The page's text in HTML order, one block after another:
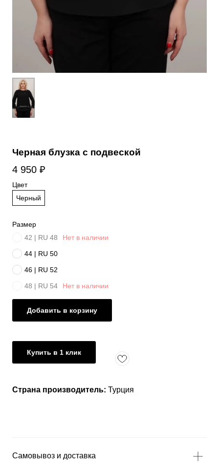
Черная блузка с подвеской
4 950 ₽
Цвет
Черный
Размер
42 | RU 48
Нет в наличии
44 | RU 50
46 | RU 52
48 | RU 54 Нет в наличии
Добавить в корзину
Купить в 1 клик
Страна производитель: Турция
Самовывоз и доставка